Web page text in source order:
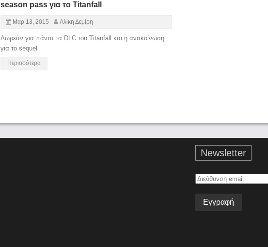
season pass για το Titanfall
Μαρ 13, 2015 Αλίκη Δεμίρη
Δωρεάν για πάντα τα DLC του Titanfall και η ανακοίνωση
για το sequel
Περισσότερα
Newsletter
Διεύθυνση